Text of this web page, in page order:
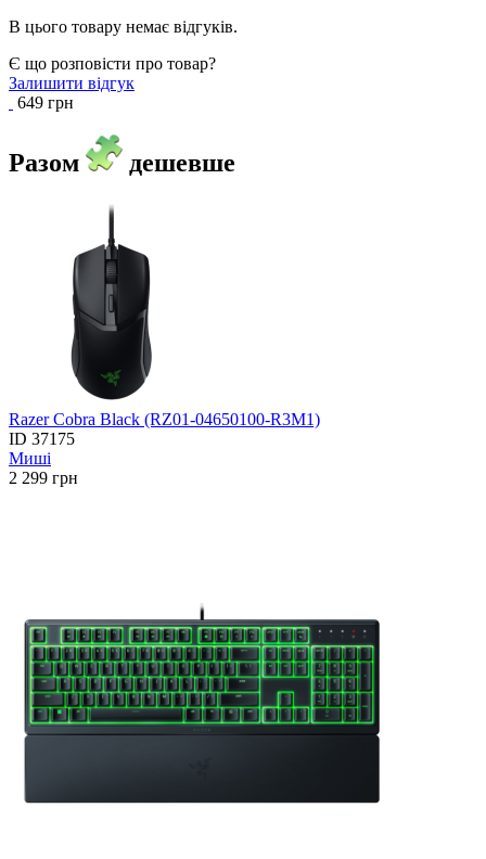
В цього товару немає відгуків.
Є що розповісти про товар?
Залишити відгук
649 грн
Разом дешевше
Razer Cobra Black (RZ01-04650100-R3M1)
ID 37175
Миші
2 299 грн